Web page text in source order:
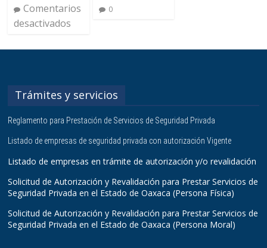
Comentarios
desactivados
0
Trámites y servicios
Reglamento para Prestación de Servicios de Seguridad Privada
Listado de empresas de seguridad privada con autorización Vigente
Listado de empresas en trámite de autorización y/o revalidación
Solicitud de Autorización y Revalidación para Prestar Servicios de
Seguridad Privada en el Estado de Oaxaca (Persona Física)
Solicitud de Autorización y Revalidación para Prestar Servicios de
Seguridad Privada en el Estado de Oaxaca (Persona Moral)